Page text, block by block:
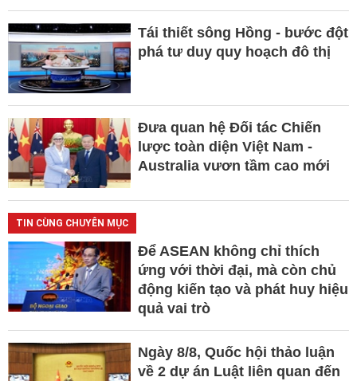
Tái thiết sông Hồng - bước đột
phá tư duy quy hoạch đô thị
Đưa quan hệ Đối tác Chiến
lược toàn diện Việt Nam -
Australia vươn tầm cao mới
TIN CÙNG CHUYÊN MỤC
Để ASEAN không chỉ thích
ứng với thời đại, mà còn chủ
động kiến tạo và phát huy hiệu
quả vai trò
Ngày 8/8, Quốc hội thảo luận
về 2 dự án Luật liên quan đến